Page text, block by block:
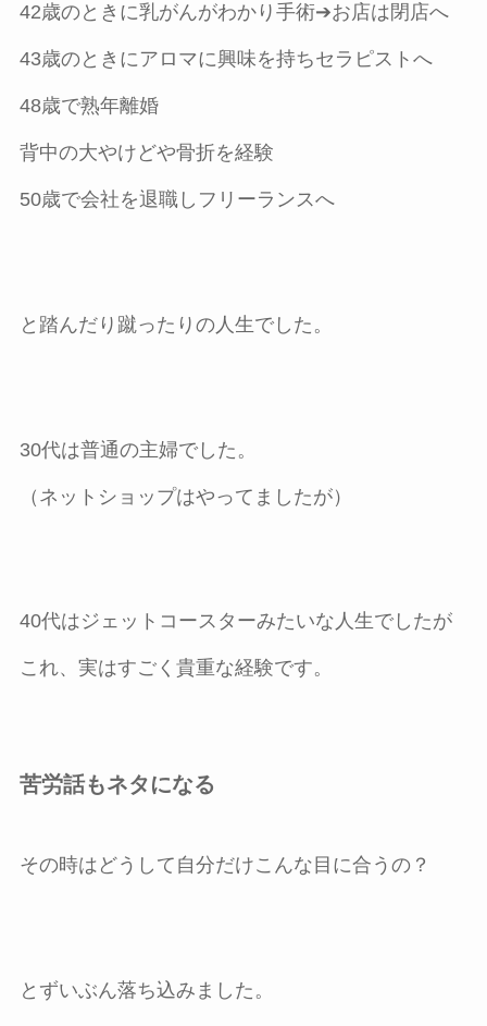
42歳のときに乳がんがわかり手術➔お店は閉店へ
43歳のときにアロマに興味を持ちセラピストへ
48歳で熟年離婚
背中の大やけどや骨折を経験
50歳で会社を退職しフリーランスへ
と踏んだり蹴ったりの人生でした。
30代は普通の主婦でした。
（ネットショップはやってましたが）
40代はジェットコースターみたいな人生でしたが
これ、実はすごく貴重な経験です。
苦労話もネタになる
その時はどうして自分だけこんな目に合うの？
とずいぶん落ち込みました。